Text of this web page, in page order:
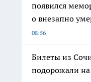
появился
о внезапно
08:56
Билеты из
подорожали на